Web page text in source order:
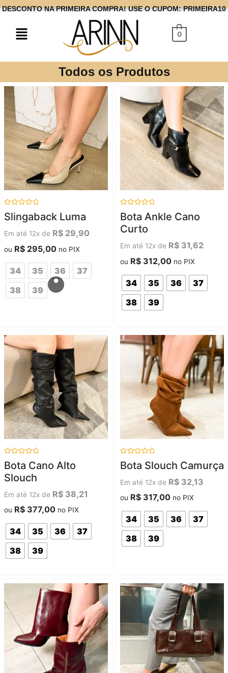
DESCONTO NA PRIMEIRA COMPRA! USE O CUPOM: PRIMEIRA10
0
Todos os Produtos
0
Slingaback Luma
Em até 12x de R$ 29,90
ou R$ 295,00 no PIX
34 35 36
37
38
39
0
5
Bota Ankle Cano
Curto
Em até 12x de R$ 31,62
ou R$ 312,00 no PIX
34 35 36
37
38
39
0
5
Bota Cano Alto
Slouch
Em até 12x de R$ 38,21
ou R$ 377,00 no PIX
34 35 36
37
38
39
0
Bota Slouch Camurça
Em até 12x de R$ 32,13
ou R$ 317,00 no PIX
34 35 36
37
38
39